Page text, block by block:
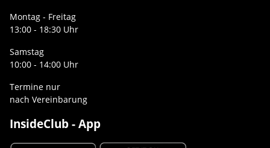
Montag - Freitag
13:00 - 18:30 Uhr
Samstag
10:00 - 14:00 Uhr
Termine nur
nach Vereinbarung
InsideClub - App